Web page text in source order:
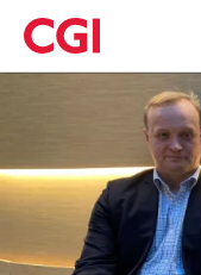
Skip
to
main